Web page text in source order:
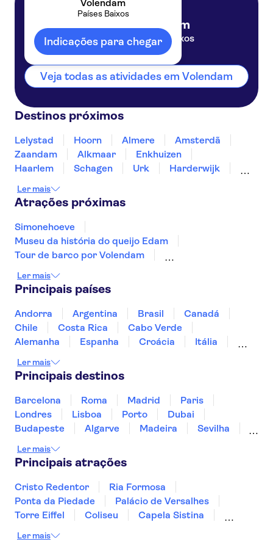
Volendam
Países Baixos
Indicações para chegar
Volendam
Países Baixos
Veja todas as atividades em Volendam
Destinos próximos
Lelystad Hoorn Almere
Amsterdã
Zaandam
Alkmaar
Enkhuizen
Haarlem
Schagen Urk
Harderwijk
Ler mais
Atrações próximas
Simonehoeve
Museu da história do queijo Edam
Tour de barco por Volendam
Museu Van Gogh
Canais de Amesterdão
Micropia
Zaanse Schans
Royal Palace of Amsterdam
Fabrique des Lumières
Keukenhof
Ler mais
Principais países
Andorra Argentina Brasil
Canadá
Chile
Costa Rica
Cabo Verde
Alemanha
Espanha Croácia
Itália
Marrocos
Maldivas
Singapura
Turquia
Ler mais
Principais destinos
Barcelona Roma Madrid
Paris
Londres
Lisboa Porto
Dubai
Budapeste
Algarve Madeira
Sevilha
Sintra
Lagos Vigo
Ler mais
Principais atrações
Cristo Redentor
Ria Formosa
Ponta da Piedade
Palácio de Versalhes
Torre Eiffel
Coliseu
Capela Sistina
Parque Güell
Ler mais